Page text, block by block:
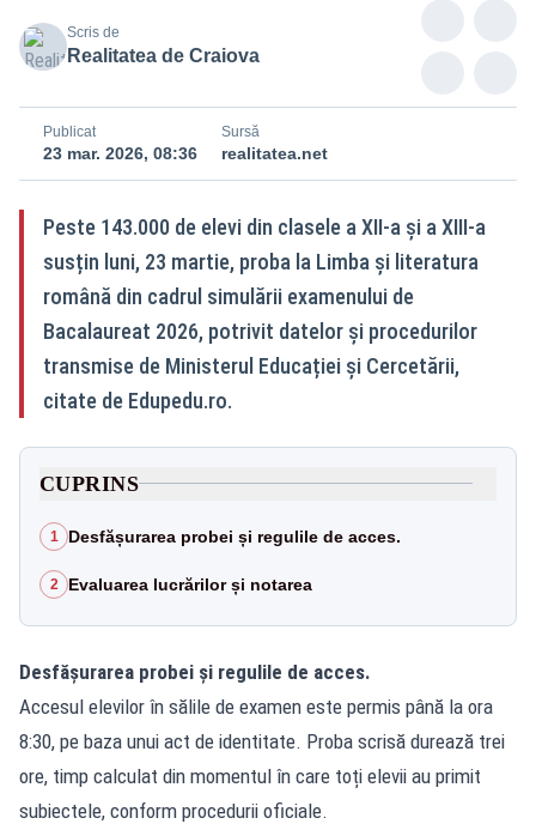
Scris de
Realitatea de Craiova
Publicat
23 mar. 2026, 08:36
Sursă
realitatea.net
Peste 143.000 de elevi din clasele a XII‑a și a XIII‑a
susțin luni, 23 martie, proba la Limba și literatura
română din cadrul simulării examenului de
Bacalaureat 2026, potrivit datelor și procedurilor
transmise de Ministerul Educației și Cercetării,
citate de Edupedu.ro.
CUPRINS
1 Desfășurarea probei și regulile de acces.
2 Evaluarea lucrărilor și notarea
Desfășurarea probei și regulile de acces.
Accesul elevilor în sălile de examen este permis până la ora
8:30, pe baza unui act de identitate. Proba scrisă durează trei
ore, timp calculat din momentul în care toți elevii au primit
subiectele, conform procedurii oficiale.